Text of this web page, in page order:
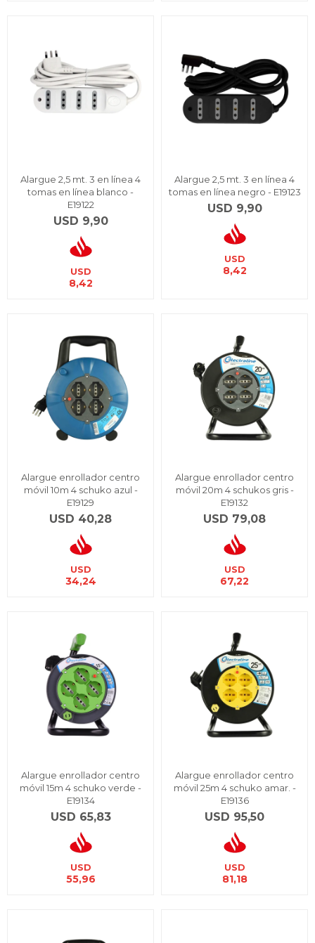
Alargue 2,5 mt. 3 en línea 4
tomas en línea blanco -
E19122
USD 9,90
USD
8,42
Alargue 2,5 mt. 3 en línea 4
tomas en línea negro - E19123
USD 9,90
USD
8,42
Alargue enrollador centro
móvil 10m 4 schuko azul -
E19129
USD 40,28
USD
34,24
Alargue enrollador centro
móvil 20m 4 schukos gris -
E19132
USD 79,08
USD
67,22
Alargue enrollador centro
móvil 15m 4 schuko verde -
E19134
USD 65,83
USD
55,96
Alargue enrollador centro
móvil 25m 4 schuko amar. -
E19136
USD 95,50
USD
81,18